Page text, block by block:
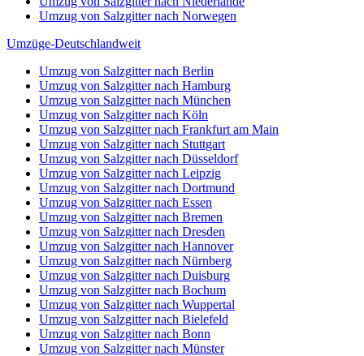
Umzug von Salzgitter nach Norwegen
Umzüge-Deutschlandweit
Umzug von Salzgitter nach Berlin
Umzug von Salzgitter nach Hamburg
Umzug von Salzgitter nach München
Umzug von Salzgitter nach Köln
Umzug von Salzgitter nach Frankfurt am Main
Umzug von Salzgitter nach Stuttgart
Umzug von Salzgitter nach Düsseldorf
Umzug von Salzgitter nach Leipzig
Umzug von Salzgitter nach Dortmund
Umzug von Salzgitter nach Essen
Umzug von Salzgitter nach Bremen
Umzug von Salzgitter nach Dresden
Umzug von Salzgitter nach Hannover
Umzug von Salzgitter nach Nürnberg
Umzug von Salzgitter nach Duisburg
Umzug von Salzgitter nach Bochum
Umzug von Salzgitter nach Wuppertal
Umzug von Salzgitter nach Bielefeld
Umzug von Salzgitter nach Bonn
Umzug von Salzgitter nach Münster